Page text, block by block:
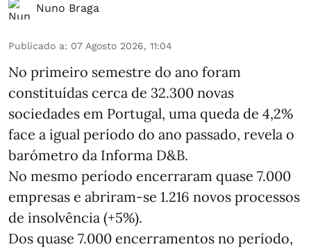
Nuno Braga
Publicado a: 07 Agosto 2026, 11:04
No primeiro semestre do ano foram
constituídas cerca de 32.300 novas
sociedades em Portugal, uma queda de 4,2%
face a igual período do ano passado, revela o
barómetro da Informa D&B.
No mesmo período encerraram quase 7.000
empresas e abriram‑se 1.216 novos processos
de insolvência (+5%).
Dos quase 7.000 encerramentos no período,